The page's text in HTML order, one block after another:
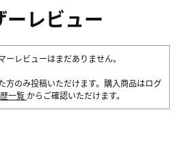
ーレビュー
レビューはまだありません。
方のみ投稿いただけます。購入商品はログ
一覧 からご確認いただけます。